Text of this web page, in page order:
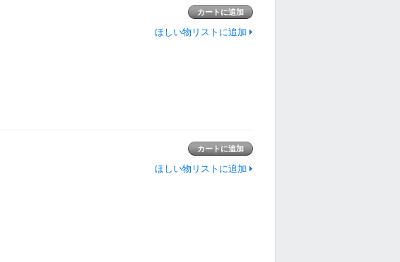
ほしい物リストに追加
ほしい物リストに追加